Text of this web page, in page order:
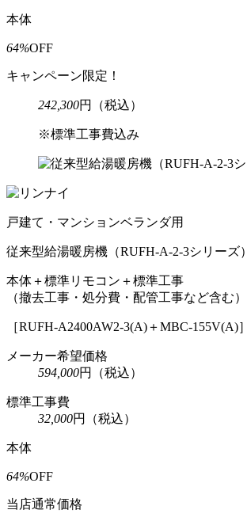
本体
64%OFF
キャンペーン限定！
242,300円 （税込）
※標準工事費込み
戸建て・マンションベランダ用
従来型給湯暖房機 （RUFH-A-2-3シリーズ）
本体＋標準リモコン＋標準工事
（撤去工事・処分費・配管工事など含む）
［RUFH-A2400AW2-3(A)＋MBC-155V(A)］
メーカー希望価格
594,000円 （税込）
標準工事費
32,000円 （税込）
本体
64%OFF
当店通常価格